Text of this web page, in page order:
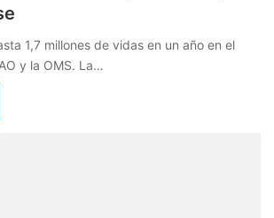
1,7 millones de vidas en un año en el
y la OMS. La…